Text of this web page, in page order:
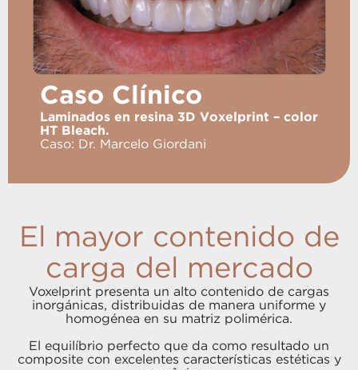
Caso Clínico
Laminados en resina 3D Voxelprint – color
HT Bleach.
Caso: Dr. Marcelo Giordani
El mayor contenido de
carga del mercado
Voxelprint presenta un alto contenido de cargas
inorgánicas, distribuidas de manera uniforme y
homogénea en su matriz polimérica.
El equilíbrio perfecto que da como resultado un
composite con excelentes características estéticas y